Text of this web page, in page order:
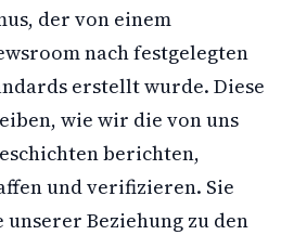
der von einem
nach festgelegten
erstellt wurde. Diese
wie wir die von uns
berichten,
und verifizieren. Sie
Beziehung zu den